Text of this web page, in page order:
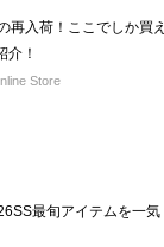
再入荷！ここでしか買え
介！
Store
最旬アイテムを一気